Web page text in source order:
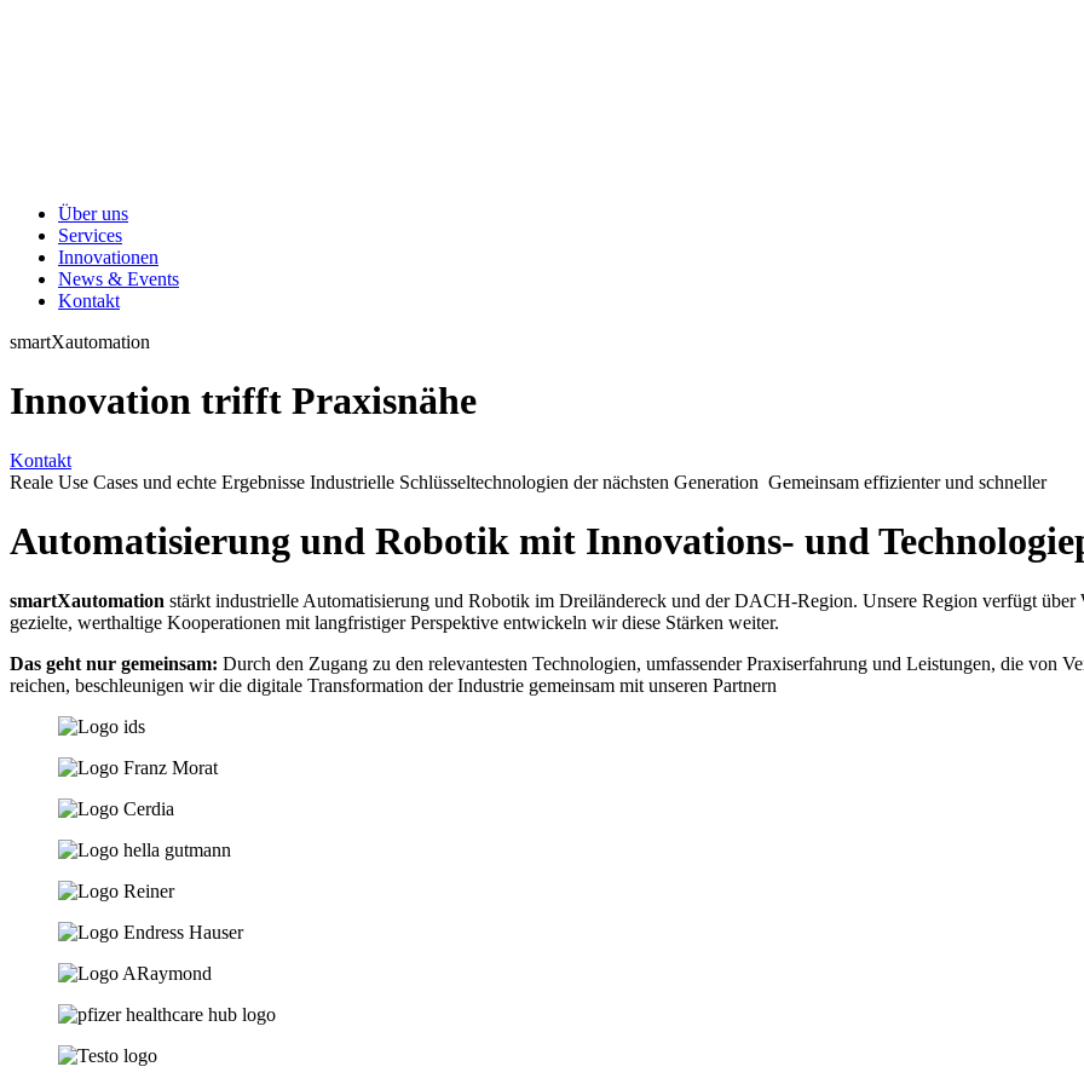
Über uns
Services
Innovationen
News & Events
Kontakt
smartXautomation
Innovation trifft Praxisnähe
Kontakt
Reale Use Cases und echte Ergebnisse Industrielle Schlüsseltechnologien der nächsten Generation Gemeinsam effizienter und schneller
Automatisierung und Robotik mit Innovations- und
smartXautomation stärkt industrielle Automatisierung und Robotik im Dreiländereck und der DACH‑Region. Unsere Region verfügt
gezielte, werthaltige Kooperationen mit langfristiger Perspektive entwickeln wir diese Stärken weiter.
Das geht nur gemeinsam: Durch den Zugang zu den relevantesten Technologien, umfassender Praxiserfahrung und Leistungen, die von
reichen, beschleunigen wir die digitale Transformation der Industrie gemeinsam mit unseren Partnern